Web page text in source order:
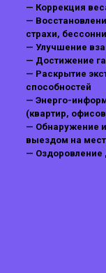
— Коррекция
—
страхи,
— Улучшение
— Достижение
— Раскрытие
способностей
— Энерго-
(квартир,
— Обнаружение и
выездом на
—